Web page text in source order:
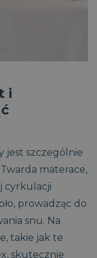
i
jest szczególnie
materace,
cyrkulacji
prowadząc do
snu. Na
takie jak te
skutecznie